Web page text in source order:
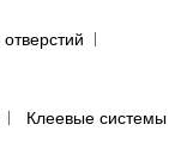
Клеевые системы